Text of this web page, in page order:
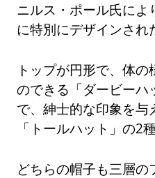
ニルス・ポール氏によ
に特別にデザインされ
トップが円形で、体
のできる「ダービーハ
で、紳士的な印象を与
「トールハット」の2
どちらの帽子も三層